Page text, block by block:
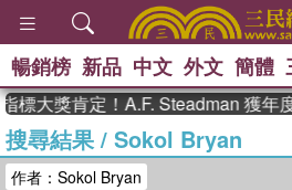
熱搜：
、 The
暢銷榜 新品 中文 外文 簡體
標大獎肯定！A.F. Steadman 獲年
搜尋結果/ Sokol Bryan
作者：Sokol Bryan